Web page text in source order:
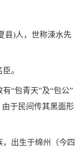
县)人，世称涑水先
。
“包青天”及“包公”
于民间传其黑面形
，出生于绵州（今四